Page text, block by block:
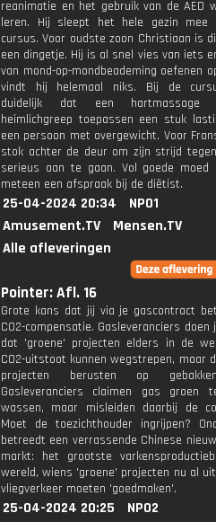
reanimatie en het gebruik van de AED
leren. Hij sleept het hele gezin mee
cursus. Voor oudste zoon Christiaan is
een dingetje. Hij is al snel vies van iets
van mond-op-mondbeademing oefenen
vindt hij helemaal niks. Bij de
duidelijk dat een
heimlichgreep toepassen een stuk
een persoon met overgewicht. Voor
stok achter de deur om zijn strijd
serieus aan te gaan. Vol goede moed
meteen een afspraak bij de diëtist.
25-04-2024 20:34
NPO1
Amusement.TV
Mensen.TV
Alle afleveringen
Pointer: Afl. 16
Grote kans dat jij via je gascontract
CO2-compensatie. Gasleveranciers doen
dat 'groene' projecten elders in de
CO2-uitstoot kunnen wegstrepen, maar
projecten berusten op
Gasleveranciers claimen gas groen
wassen, maar misleiden daarbij de
Moet de toezichthouder ingrijpen?
betreedt een verrassende Chinese
markt: het grootste
wereld, wiens 'groene' projecten nu al
vliegverkeer moeten 'goedmaken'.
25-04-2024 20:25
NPO2